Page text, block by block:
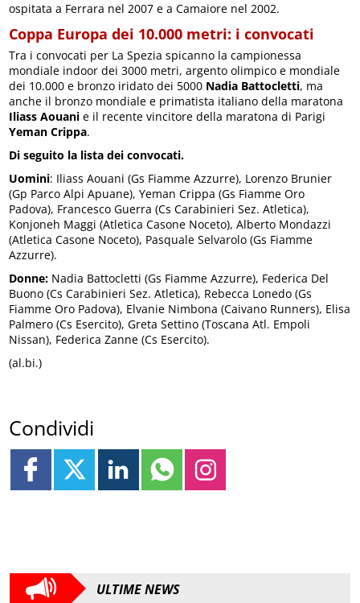
ospitata a Ferrara nel 2007 e a Camaiore nel 2002.
Coppa Europa dei 10.000 metri: i convocati
Tra i convocati per La Spezia spicanno la campionessa
mondiale indoor dei 3000 metri, argento olimpico e mondiale
dei 10.000 e bronzo iridato dei 5000 Nadia Battocletti, ma
anche il bronzo mondiale e primatista italiano della maratona
Iliass Aouani e il recente vincitore della maratona di Parigi
Yeman Crippa.
Di seguito la lista dei convocati.
Uomini: Iliass Aouani (Gs Fiamme Azzurre), Lorenzo Brunier
(Gp Parco Alpi Apuane), Yeman Crippa (Gs Fiamme Oro
Padova), Francesco Guerra (Cs Carabinieri Sez. Atletica),
Konjoneh Maggi (Atletica Casone Noceto), Alberto Mondazzi
(Atletica Casone Noceto), Pasquale Selvarolo (Gs Fiamme
Azzurre).
Donne: Nadia Battocletti (Gs Fiamme Azzurre), Federica Del
Buono (Cs Carabinieri Sez. Atletica), Rebecca Lonedo (Gs
Fiamme Oro Padova), Elvanie Nimbona (Caivano Runners), Elisa
Palmero (Cs Esercito), Greta Settino (Toscana Atl. Empoli
Nissan), Federica Zanne (Cs Esercito).
(al.bi.)
Condividi
ULTIME NEWS